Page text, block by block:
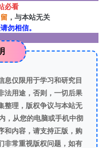
必看
，与本站无关
勿相信。
息仅限用于学习和研究目
法用途，否则，一切后果
整理，版权争议与本站无
，从您的电脑或手机中彻
和内容，请支持正版，购
非常重视版权问题，如有